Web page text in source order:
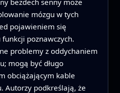
mózgu w tych
pojawieniem się
poznawczych.
problemy z oddychaniem
mogą być długo
obciążającym kable
Autorzy podkreślają, że